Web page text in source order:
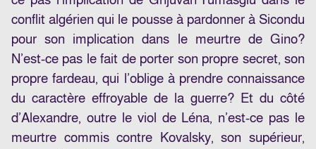
conflit algérien qui le pousse à pardonner à Sicondu
pour son implication dans le meurtre de Gino?
N’est-ce pas le fait de porter son propre secret, son
propre fardeau, qui l’oblige à prendre connaissance
du caractère effroyable de la guerre? Et du côté
d’Alexandre, outre le viol de Léna, n’est-ce pas le
meurtre commis contre Kovalsky, son supérieur,